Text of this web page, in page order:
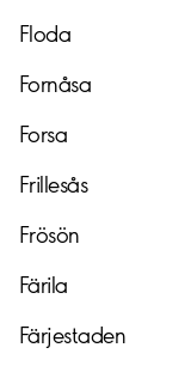
Floda
Fornåsa
Forsa
Frillesås
Frösön
Färila
Färjestaden